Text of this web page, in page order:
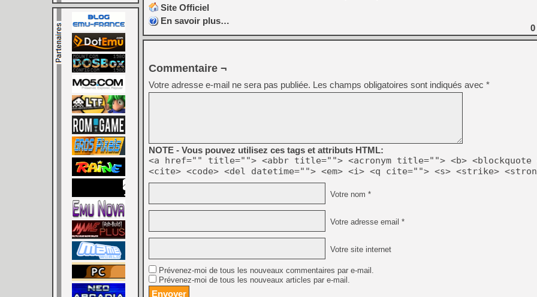
[Mo5] Brickboy cherche à
[GK] Minecraft et ses «
[GK] Beast of
[GK] Ubisoft : fin de partie
[GK] Mémoire cash -
[GK] Dan Houser (GTA)
[GK] Comment EA Sports
[GK] Crimson Moon : un
[GK] Isle of Reveries : le
[GK] Moonlighter 2 : The
[GK] Capcom relance
[GK] Guillermo del Toro
Site Officiel
En savoir plus…
0
Commentaire ¬
Votre adresse e-mail ne sera pas publiée. Les champs obligatoires sont indiqués avec *
NOTE - Vous pouvez utilisez ces tags et attributs HTML:
<a href="" title=""> <abbr title=""> <acronym title=""> <b> <blockquote
<cite> <code> <del datetime=""> <em> <i> <q cite=""> <s> <strike>
Votre nom *
Votre adresse email *
Votre site internet
Prévenez-moi de tous les nouveaux commentaires par e-mail.
Prévenez-moi de tous les nouveaux articles par e-mail.